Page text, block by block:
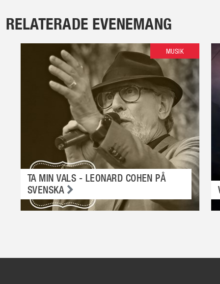
RELATERADE EVENEMANG
TA MIN VALS - LEONARD COHEN PÅ
SVENSKA
MUSIK